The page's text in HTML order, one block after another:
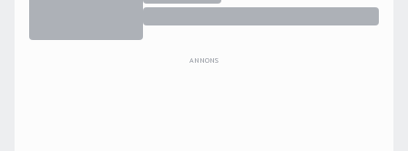
ANNONS